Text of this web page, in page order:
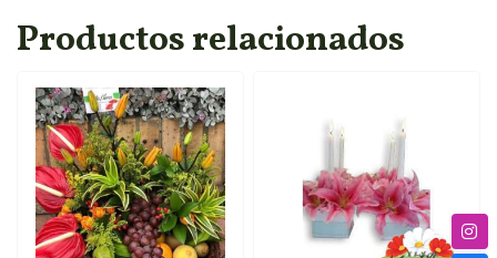
Productos relacionados